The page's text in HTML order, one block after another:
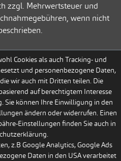
zzgl. Mehrwertsteuer und
wenn nicht
Cookies als auch Tracking- und
und personenbezogene Daten,
wir auch mit Dritten teilen. Die
auf berechtigtem Interesse
Sie können Ihre Einwilligung in den
ändern oder widerrufen. Einen
Einstellungen finden Sie auch in
z.B Google Analytics, Google Ads
Daten in den USA verarbeitet